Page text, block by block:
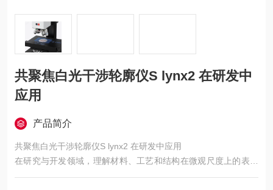
共聚焦白光干涉轮廓仪S lynx2 在研发中
应用
产品简介
共聚焦白光干涉轮廓仪S lynx2 在研发中应用
在研究与开发领域，理解材料、工艺和结构在微观尺度上的表现
至关重要。共聚焦白光干涉轮廓仪S lynx2作为一种非接触式的三